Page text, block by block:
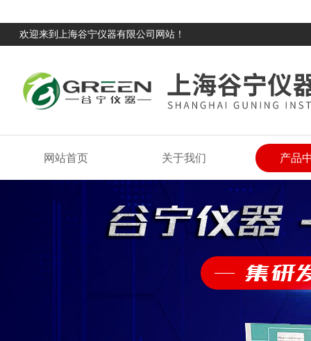
欢迎来到上海谷宁仪器有限公司网站！
网站首页 关于我们 产品